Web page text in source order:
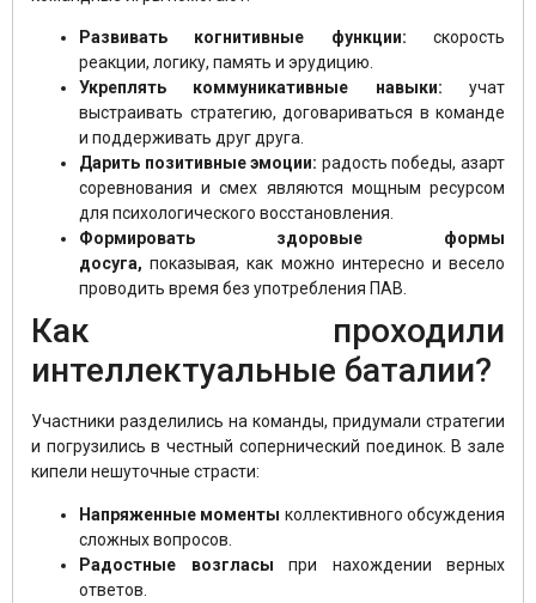
Развивать когнитивные функции: скорость
реакции, логику, память и эрудицию.
Укреплять коммуникативные навыки: учат
выстраивать стратегию, договариваться в команде
и поддерживать друг друга.
Дарить позитивные эмоции: радость победы, азарт
соревнования и смех являются мощным ресурсом
для психологического восстановления.
Формировать здоровые формы
досуга, показывая, как можно интересно и весело
проводить время без употребления ПАВ.
Как проходили
интеллектуальные баталии?
Участники разделились на команды, придумали стратегии
и погрузились в честный сопернический поединок. В зале
кипели нешуточные страсти:
Напряженные моменты коллективного обсуждения
сложных вопросов.
Радостные возгласы при нахождении верных
ответов.